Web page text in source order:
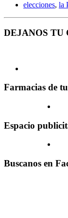
elecciones, la
DEJANOS TU
Farmacias de
Espacio
Buscanos en